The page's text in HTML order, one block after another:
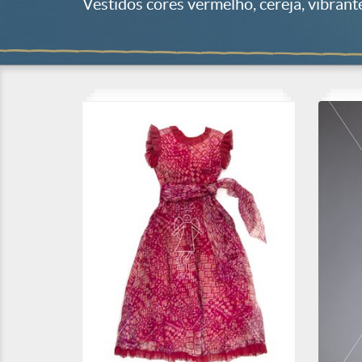
Vestidos cores vermelho, cereja,